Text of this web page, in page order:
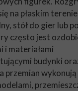
na płaskim
stół do gier lub
często jest
i materiałami
budynki
przemian